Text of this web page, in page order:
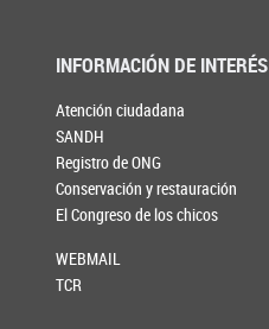
INFORMACIÓN DE INTERÉS
Atención ciudadana
SANDH
Registro de ONG
Conservación y restauración
El Congreso de los chicos
WEBMAIL
TCR